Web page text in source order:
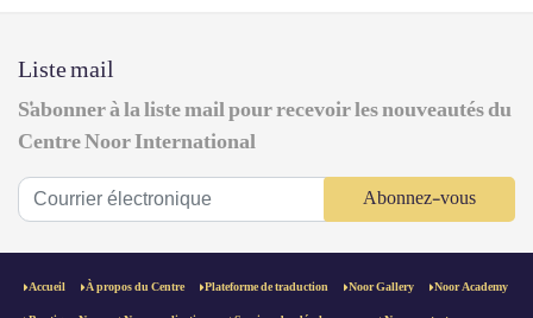
Liste mail
S'abonner à la liste mail pour recevoir les nouveautés du
Centre Noor International
Abonnez-vous
Accueil À propos du Centre Plateforme de traduction Noor Gallery Noor Academy